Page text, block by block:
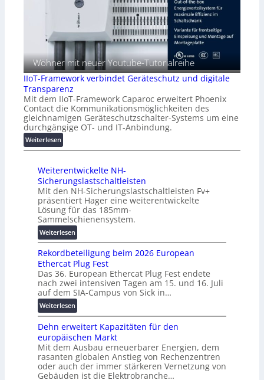
g
e
e
n
t
h
o
c
h
-
p
r
f
o
r
m
a
n
e
r
R
e
c
h
n
z
e
n
t
c
h
n
g
f
ü
r
C
r
i
m
w
e
r
k
z
e
u
g
e
l
e
T
r
f
f
p
u
n
k
t
f
ü
p
r
a
x
i
s
n
a
h
e
A
u
t
o
m
a
t
i
s
i
Wöhner mit neuer Youtube-Tutorialreihe
IIoT-Framework verbindet Geräteschutz und digitale
Transparenz
Mit dem IIoT-Framework Caparoc erweitert Phoenix
Contact die Kommunikationsmöglichkeiten des
gleichnamigen Geräteschutzschalter-Systems um eine
durchgängige OT- und IT-Anbindung.
Weiterlesen:
I
o
T
-
F
r
a
m
e
w
o
r
k
v
e
r
b
i
n
d
e
Weiterentwickelte NH-
Sicherungslastschaltleisten
Mit den NH-Sicherungslastschaltleisten Fv+
präsentiert Hager eine weiterentwickelte
Lösung für das 185mm-
Sammelschienensystem.
Weiterlesen:
W
e
i
t
e
r
e
n
t
w
i
c
k
Rekordbeteiligung beim 2026 European
Ethercat Plug Fest
Das 36. European Ethercat Plug Fest endete
nach zwei intensiven Tagen am 15. und 16. Juli
auf dem SIA-Campus von Sick in…
Weiterlesen:
R
e
k
o
r
d
Dehn erweitert Kapazitäten für den
europäischen Markt
Mit dem Ausbau erneuerbarer Energien, dem
rasanten globalen Anstieg von Rechenzentren
oder auch der immer stärkeren Vernetzung von
Gebäuden ist die Elektrobranche…